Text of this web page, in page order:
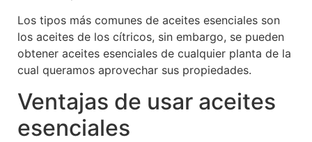
Los tipos más comunes de aceites esenciales son
los aceites de los cítricos, sin embargo, se pueden
obtener aceites esenciales de cualquier planta de la
cual queramos aprovechar sus propiedades.
Ventajas de usar aceites
esenciales